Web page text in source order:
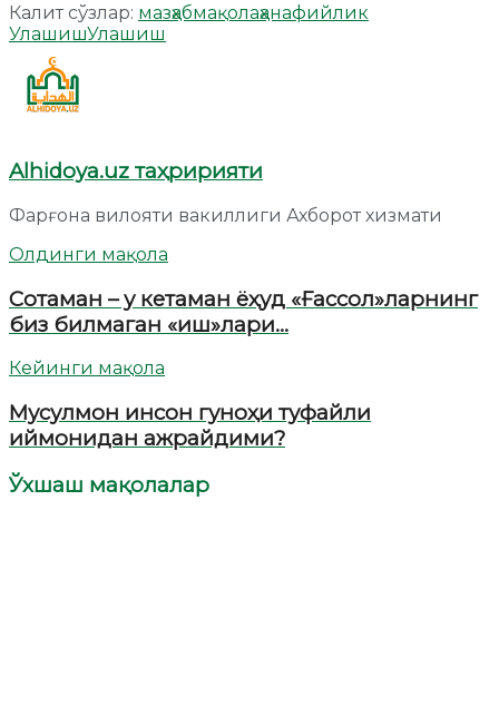
Калит сўзлар: мазҳабмақолаҳанафийлик
УлашишУлашиш
Alhidoya.uz таҳририяти
Фарғона вилояти вакиллиги Ахборот хизмати
Олдинги мақола
Сотаман – у кетаман ёҳуд «Ғассол»ларнинг
биз билмаган «иш»лари…
Кейинги мақола
Мусулмон инсон гуноҳи туфайли
иймонидан ажрайдими?
Ўхшаш мақолалар